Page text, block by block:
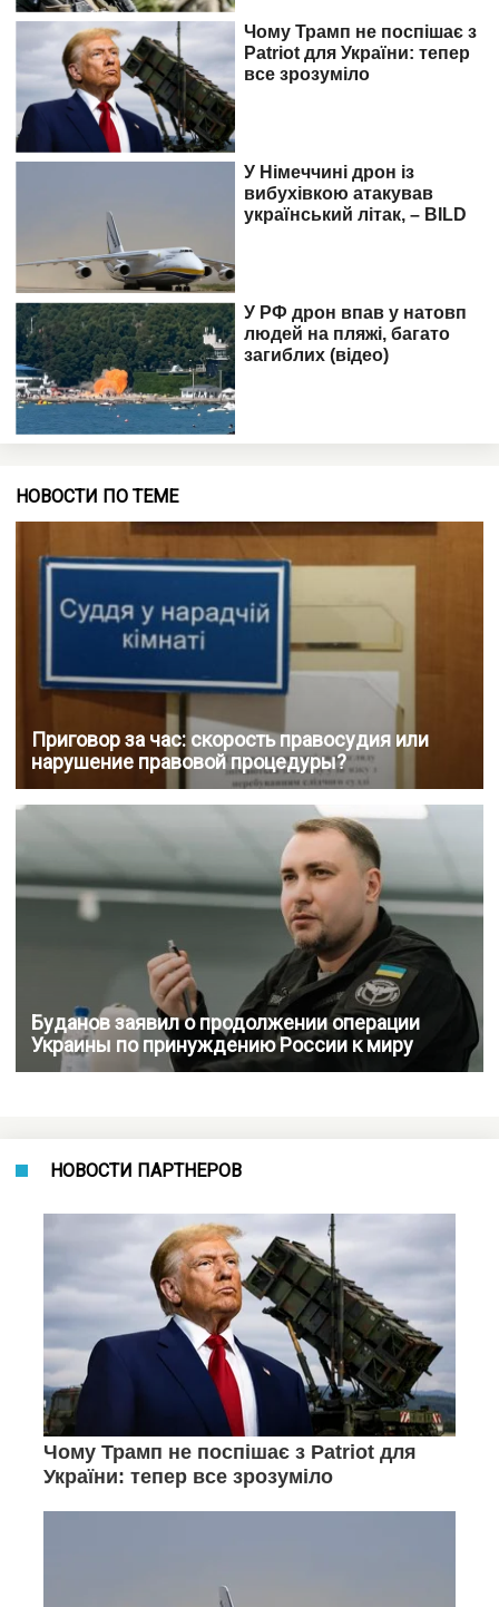
НОВОСТИ ПО ТЕМЕ
Приговор за час: скорость правосудия или
нарушение правовой процедуры?
Буданов заявил о продолжении операции
Украины по принуждению России к миру
НОВОСТИ ПАРТНЕРОВ